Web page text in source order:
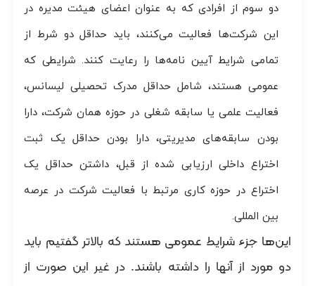
دو سوم از افرادی که به عنوان اعضای هیئت مدیره در
این شرکت‌ها فعالیت می‌کنند، باید حداقل دو شرط از
تمامی شرایط آیین نامه‌ها را رعایت کنند. شرایطی که
عمومی هستند، شامل حداقل مدرک تحصیلی لیسانس،
فعالیت علمی یا سابقه شغلی در حوزه همان شرکت، دارا
بودن سابقه‌های مدیریتی، دارا بودن حداقل یک ثبت
اختراع داخلی ارزیابی شده از قبل، داشتن حداقل یک
اختراع در حوزه کاری مرتبط با فعالیت شرکت در عرصه
بین المللی.
این‌ها جزء شرایط عمومی هستند که بالاتر گفتیم باید
دو مورد از آنها را داشته باشند. در غیر این صورت از